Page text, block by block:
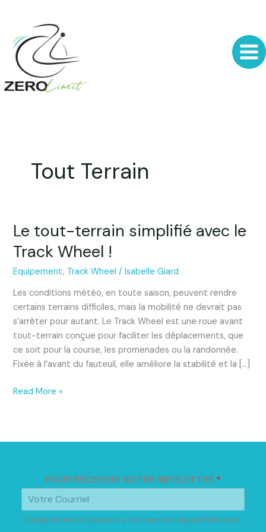
contenu
Tout Terrain
Le tout-terrain simplifié avec le
Track Wheel !
Equipement, Track Wheel /Isabelle Giard
Les conditions météo, en toute saison, peuvent rendre
certains terrains difficiles, mais la mobilité ne devrait pas
s’arrêter pour autant. Le Track Wheel est une roue avant
tout-terrain conçue pour faciliter les déplacements, que
ce soit pour la course, les promenades ou la randonnée.
Fixée à l’avant du fauteuil, elle améliore la stabilité et la […]
Le
terrain
simplifié
le
Track
Wheel
!
Read More »
POUR RECEVOIR NOTRE INFOLETTRE *
Désabonnement possible à tout moment depuis l'infolettre